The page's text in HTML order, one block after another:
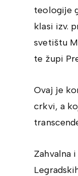
teologije
klasi izv.
svetištu
te župi
Ovaj je
crkvi, a
Zahvalna